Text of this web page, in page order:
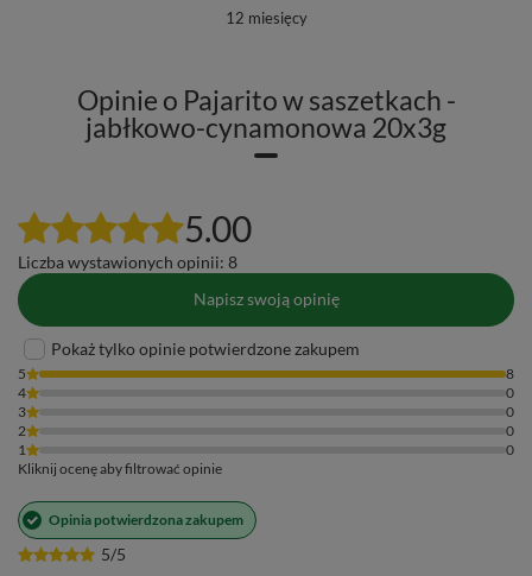
12 miesięcy
Opinie o Pajarito w saszetkach -
jabłkowo-cynamonowa 20x3g
5.00
Liczba wystawionych opinii: 8
Napisz swoją opinię
Pokaż tylko opinie potwierdzone zakupem
5
8
4
0
3
0
2
0
1
0
Kliknij ocenę aby filtrować opinie
5/5
Opinia potwierdzona zakupem